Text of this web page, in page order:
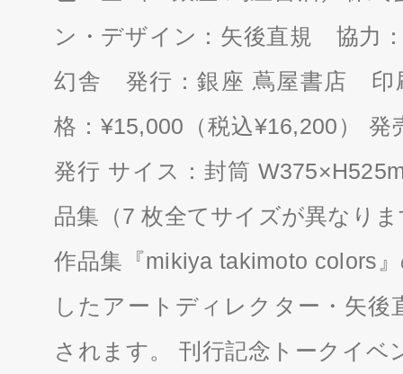
ン・デザイン：矢後直規 協力
幻舎 発行：銀座 蔦屋書店 印
格：¥15,000（税込¥16,200）
発行 サイス：封筒
品集（7 枚全てサイズが異なり
作品集『mikiya takimoto colors
したアートディレクター・矢
されます。 刊行記念トークイベ